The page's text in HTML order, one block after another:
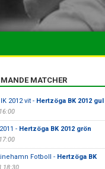
MATCHER
2012 vit - Hertzöga BK 2012 gul
- Hertzöga BK 2012 grön
Fotboll - Hertzöga BK